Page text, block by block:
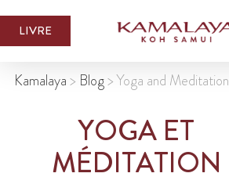
LIVRE
Kamalaya> Blog>Yoga and Meditation
YOGA ET
MÉDITATION